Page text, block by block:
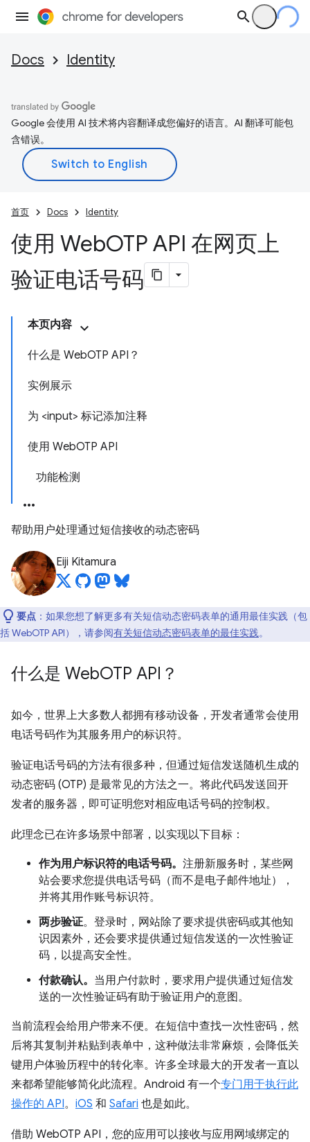
Docs Identity
Google 会使用 AI 技术将内容翻译成您偏好的语言。AI 翻译可能包
含错误。
首页 Docs Identity
使用 WebOTP API 在网页上
验证电话号码
本页内容
什么是 WebOTP API？
实例展示
为 <input> 标记添加注释
使用 WebOTP API
功能检测
帮助用户处理通过短信接收的动态密码
Eiji Kitamura
要点 ：如果您想了解更多有关短信动态密码表单的通用最佳实践（包
括 WebOTP API），请参阅有关短信动态密码表单的最佳实践。
什么是 WebOTP API？
如今，世界上大多数人都拥有移动设备，开发者通常会使用
电话号码作为其服务用户的标识符。
验证电话号码的方法有很多种，但通过短信发送随机生成的
动态密码 (OTP) 是最常见的方法之一。将此代码发送回开
发者的服务器，即可证明您对相应电话号码的控制权。
此理念已在许多场景中部署，以实现以下目标：
作为用户标识符的电话号码。 注册新服务时，某些网
站会要求您提供电话号码（而不是电子邮件地址），
并将其用作账号标识符。
两步验证。登录时，网站除了要求提供密码或其他知
识因素外，还会要求提供通过短信发送的一次性验证
码，以提高安全性。
付款确认。 当用户付款时，要求用户提供通过短信发
送的一次性验证码有助于验证用户的意图。
当前流程会给用户带来不便。在短信中查找一次性密码，然
后将其复制并粘贴到表单中，这种做法非常麻烦，会降低关
键用户体验历程中的转化率。许多全球最大的开发者一直以
来都希望能够简化此流程。Android 有一个专门用于执行此
操作的 API。 iOS 和 Safari 也是如此。
借助 WebOTP API，您的应用可以接收与应用网域绑定的